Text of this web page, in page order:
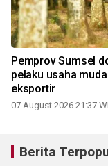
Pemprov Sumsel
pelaku usaha
eksportir
07 August 2026 21:37
Berita